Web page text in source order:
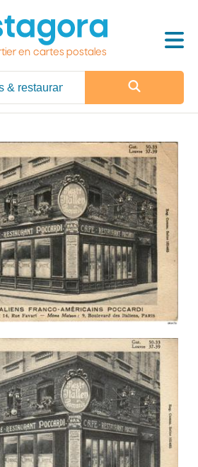
en cartes postales